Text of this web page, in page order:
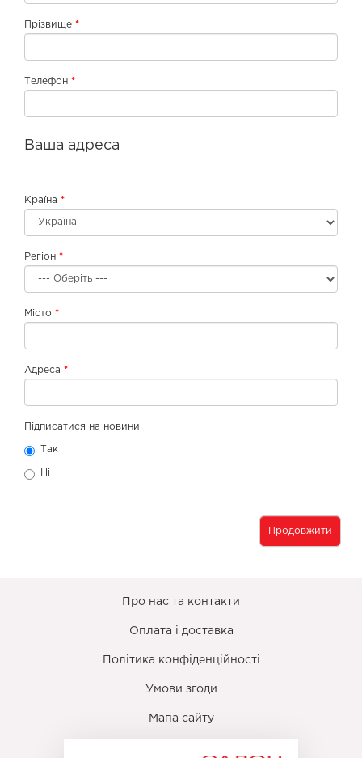
Прізвище
Телефон
Ваша адреса
Країна
Регіон
Місто
Адреса
Підписатися на новини
Так
Ні
Продовжити
Про нас та контакти
Оплата і доставка
Політика конфіденційності
Умови згоди
Мапа сайту